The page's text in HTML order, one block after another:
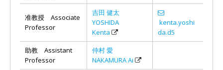
准教授 Associate
Professor
吉田 健太
YOSHIDA
Kenta
kenta.yoshi
da.d5
助教 Assistant
Professor
仲村 愛
NAKAMURA Ai